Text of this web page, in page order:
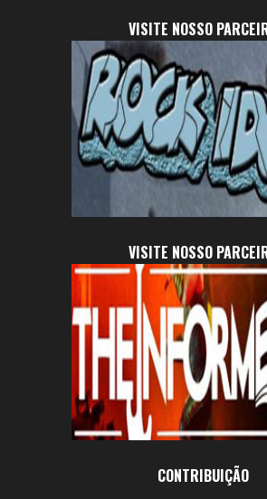
VISITE NOSSO
VISITE NOSSO
CONTRIBUIÇÃO